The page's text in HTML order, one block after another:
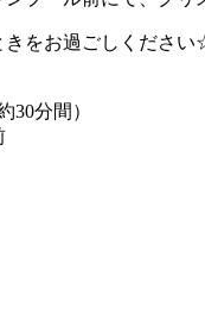
きをお過ごしくださ
分間）